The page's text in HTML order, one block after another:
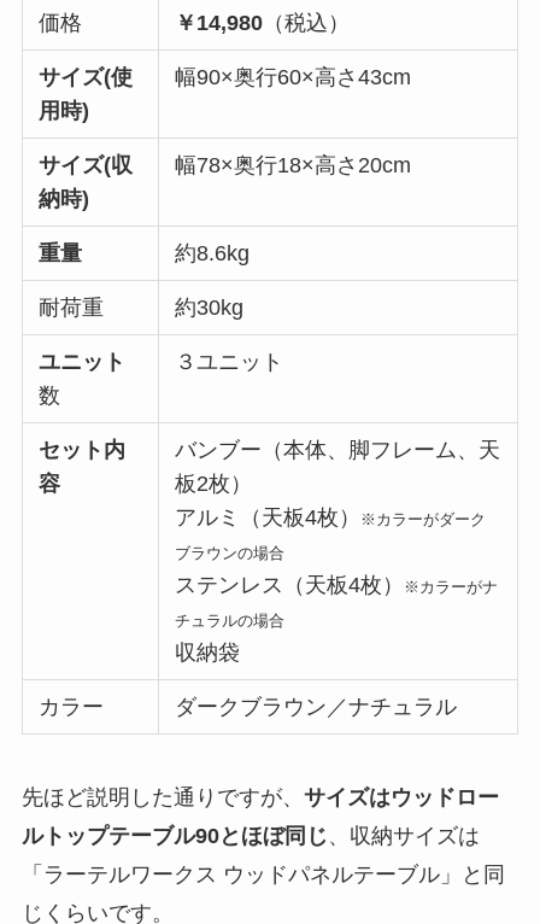
価格 ￥14,980 （税込）
サイズ(使
用時)
幅90×奥行60×高さ43cm
サイズ(収
納時)
幅78×奥行18×高さ20cm
重量 約8.6kg
耐荷重 約30kg
ユニット
数
３ユニット
セット内
容
バンブー（本体、脚フレーム、天
板2枚）
アルミ（天板4枚）
※カラーがダーク
ブラウンの場合
ステンレス（天板4枚）
※カラーがナ
チュラルの場合
収納袋
カラー ダークブラウン／ナチュラル
先ほど説明した通りですが、 サイズはウッドロー
ルトップテーブル90とほぼ同じ 、収納サイズは
「ラーテルワークス ウッドパネルテーブル」と同
じくらいです。